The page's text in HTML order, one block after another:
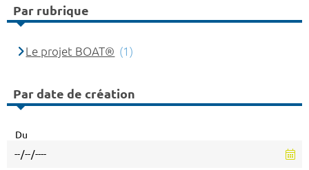
Par rubrique
Le projet BOAT® (1)
Par date de création
Du